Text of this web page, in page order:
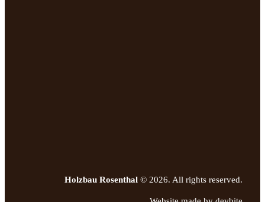
Holzbau Rosenthal © 2026. All rights reserved.